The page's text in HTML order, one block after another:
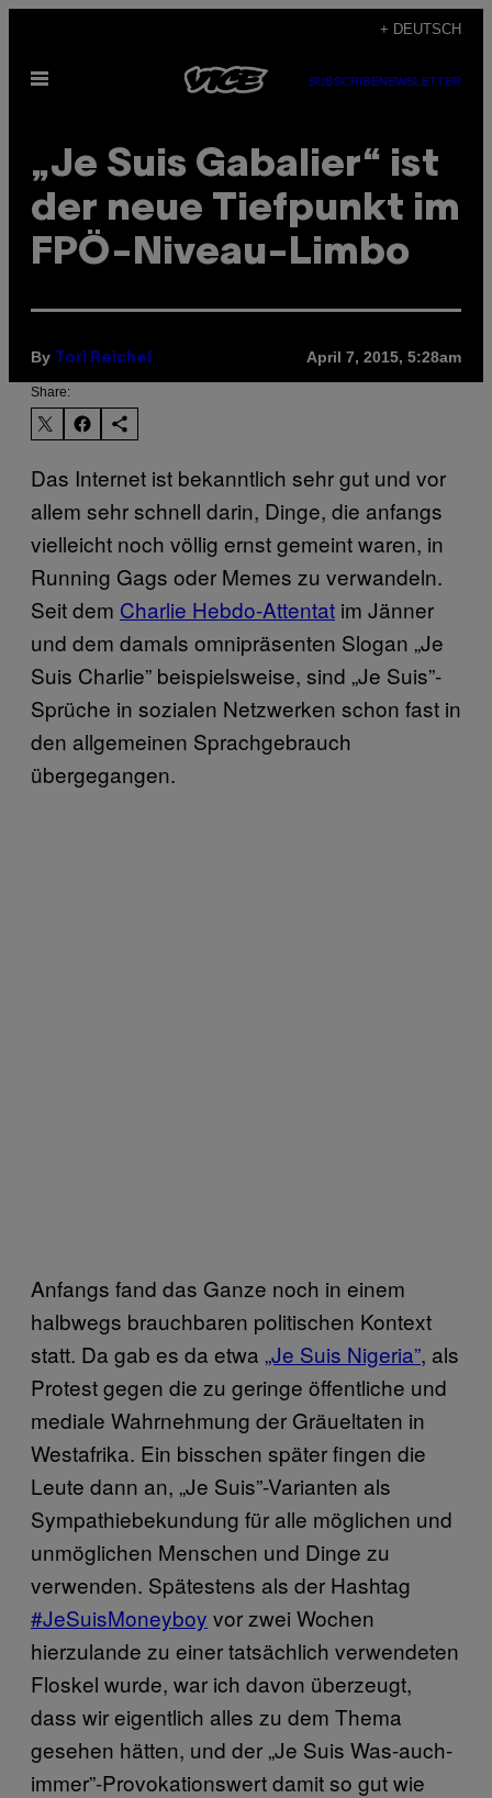
content
+ DEUTSCH
Open
SUBSCRIBENEWSLETTER
„Je Suis Gabalier“ ist
der neue Tiefpunkt im
FPÖ-Niveau-Limbo
By Tori Reichel April 7, 2015, 5:28am
Share:
Das Internet ist bekanntlich sehr gut und vor
allem sehr schnell darin, Dinge, die anfangs
vielleicht noch völlig ernst gemeint waren, in
Running Gags oder Memes zu verwandeln.
Seit dem Charlie Hebdo-Attentat im Jänner
und dem damals omnipräsenten Slogan „Je
Suis Charlie” beispielsweise, sind „Je Suis”-
Sprüche in sozialen Netzwerken schon fast in
den allgemeinen Sprachgebrauch
übergegangen.
Anfangs fand das Ganze noch in einem
halbwegs brauchbaren politischen Kontext
statt. Da gab es da etwa „Je Suis Nigeria”, als
Protest gegen die zu geringe öffentliche und
mediale Wahrnehmung der Gräueltaten in
Westafrika. Ein bisschen später fingen die
Leute dann an, „Je Suis”-Varianten als
Sympathiebekundung für alle möglichen und
unmöglichen Menschen und Dinge zu
verwenden. Spätestens als der Hashtag
#JeSuisMoneyboy vor zwei Wochen
hierzulande zu einer tatsächlich verwendeten
Floskel wurde, war ich davon überzeugt,
dass wir eigentlich alles zu dem Thema
gesehen hätten, und der „Je Suis Was-auch-
immer”-Provokationswert damit so gut wie